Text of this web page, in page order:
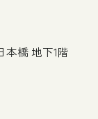
本橋 地下1階